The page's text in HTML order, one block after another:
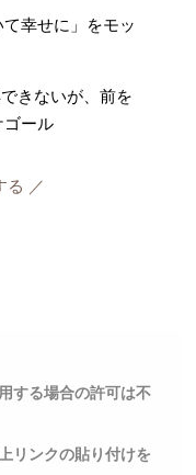
幸せに」をモッ
きないが、前を
ゴール
る
する場合の許可は不
リンクの貼り付けを